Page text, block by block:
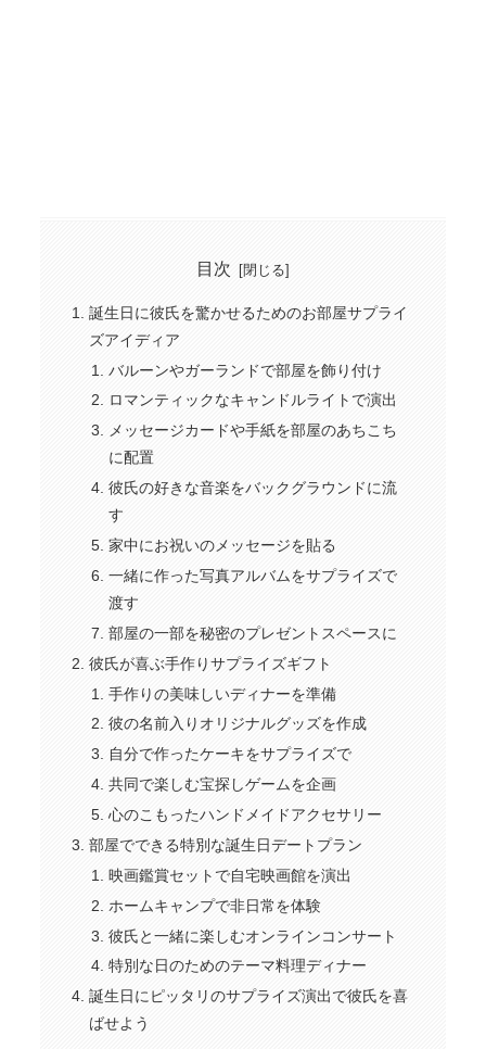
目次
誕生日に彼氏を驚かせるためのお部屋サプライ
ズアイディア
バルーンやガーランドで部屋を飾り付け
ロマンティックなキャンドルライトで演出
メッセージカードや手紙を部屋のあちこち
に配置
彼氏の好きな音楽をバックグラウンドに流
す
家中にお祝いのメッセージを貼る
一緒に作った写真アルバムをサプライズで
渡す
部屋の一部を秘密のプレゼントスペースに
彼氏が喜ぶ手作りサプライズギフト
手作りの美味しいディナーを準備
彼の名前入りオリジナルグッズを作成
自分で作ったケーキをサプライズで
共同で楽しむ宝探しゲームを企画
心のこもったハンドメイドアクセサリー
部屋でできる特別な誕生日デートプラン
映画鑑賞セットで自宅映画館を演出
ホームキャンプで非日常を体験
彼氏と一緒に楽しむオンラインコンサート
特別な日のためのテーマ料理ディナー
誕生日にピッタリのサプライズ演出で彼氏を喜
ばせよう